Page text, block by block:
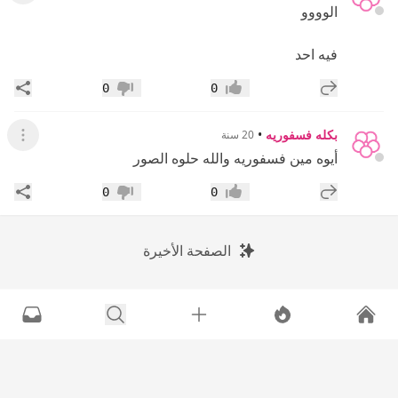
الوووو
فيه احد
إضافة رد جديد إعجاب0 عدم إعجاب
0
بكله فسفوريه • 20 سنة عرض
أيوه مين فسفوريه والله حلوه الصور
إضافة رد جديد إعجاب0 عدم إعجاب
0
الصفحة الأخيرة